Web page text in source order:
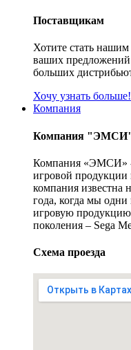
Поставщикам
Хотите стать
ваших
больших
Хочу узнать больше!
Компания
Компания
Компания «ЭМСИ» -
игровой
компания известна
года, когда мы одни
игровую продукцию
поколения – Sega
Схема проезда